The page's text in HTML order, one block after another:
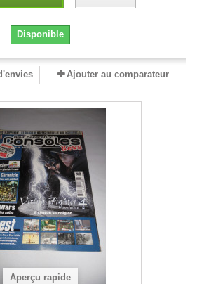
Disponible
Ajouter au comparateur
Aperçu rapide